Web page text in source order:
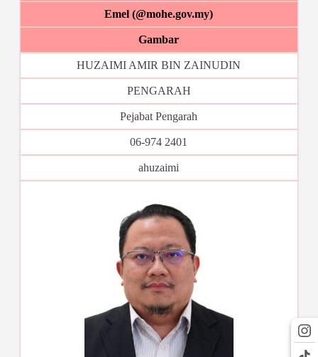
Emel (@mohe.gov.my)
Gambar
HUZAIMI AMIR BIN ZAINUDIN
PENGARAH
Pejabat Pengarah
06-974 2401
ahuzaimi